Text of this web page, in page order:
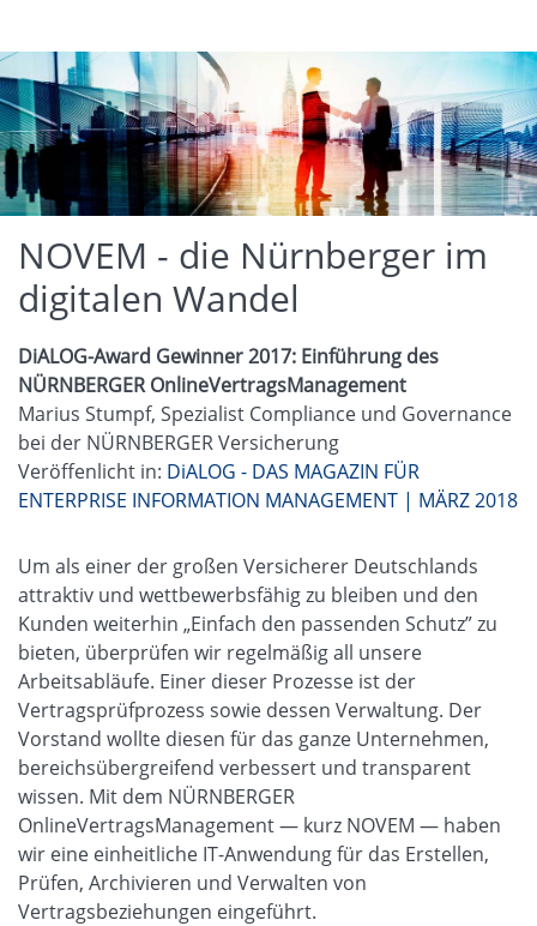
NOVEM - die Nürnberger im
digitalen Wandel
DiALOG-Award Gewinner 2017: Einführung des
NÜRNBERGER OnlineVertragsManagement
Marius Stumpf, Spezialist Compliance und Governance
bei der NÜRNBERGER Versicherung
Veröffenlicht in: DiALOG - DAS MAGAZIN FÜR
ENTERPRISE INFORMATION MANAGEMENT | MÄRZ 2018
Um als einer der großen Versicherer Deutschlands
attraktiv und wettbewerbsfähig zu bleiben und den
Kunden weiterhin „Einfach den passenden Schutz” zu
bieten, überprüfen wir regelmäßig all unsere
Arbeitsabläufe. Einer dieser Prozesse ist der
Vertragsprüfprozess sowie dessen Verwaltung. Der
Vorstand wollte diesen für das ganze Unternehmen,
bereichsübergreifend verbessert und transparent
wissen. Mit dem NÜRNBERGER
OnlineVertragsManagement — kurz NOVEM — haben
wir eine einheitliche IT-Anwendung für das Erstellen,
Prüfen, Archivieren und Verwalten von
Vertragsbeziehungen eingeführt.